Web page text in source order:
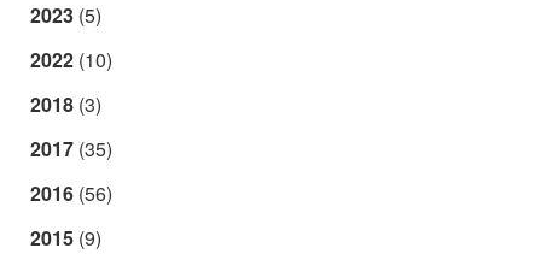
2023 (5)
2022 (10)
2018 (3)
2017 (35)
2016 (56)
2015 (9)